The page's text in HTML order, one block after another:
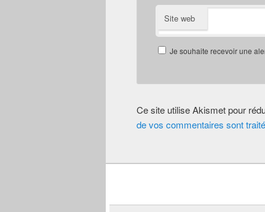
Site web
Je souhaite recevoir une
Ce site utilise Akismet pour
de vos commentaires sont